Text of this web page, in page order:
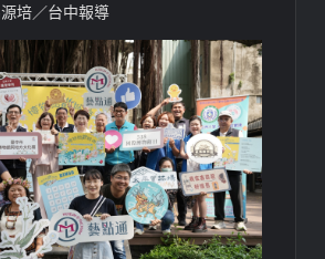
源培／台中報導